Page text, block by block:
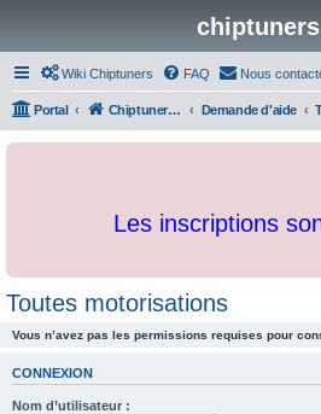
Wiki Chiptuners FAQ Nous
Portal Chiptuners.fr Demande d'aide
Les inscriptions
Toutes motorisations
Vous n’avez pas les permissions requises pour
CONNEXION
Nom d’utilisateur :